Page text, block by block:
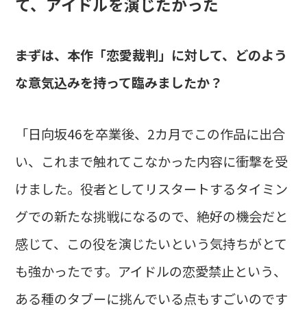
て、アイドルを演じたかった
――まずは、本作「恋愛裁判」に対して、どのよう
な意気込みを持って臨みましたか？
「日向坂46を卒業後、2カ月でこの作品に出合
い、これまで触れてこなかった内容に衝撃を受
けました。役者としてリスタートするタイミン
グでの新たな挑戦になるので、絶好の機会だと
感じて、この役を演じたいという気持ちがとて
も強かったです。アイドルの恋愛禁止という、
ある種のタブーに挑んでいる点もすごいのです